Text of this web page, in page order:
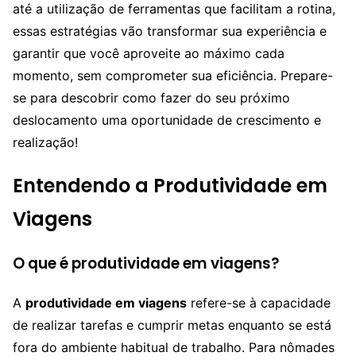
até a utilização de ferramentas que facilitam a rotina,
essas estratégias vão transformar sua experiência e
garantir que você aproveite ao máximo cada
momento, sem comprometer sua eficiência. Prepare-
se para descobrir como fazer do seu próximo
deslocamento uma oportunidade de crescimento e
realização!
Entendendo a Produtividade em
Viagens
O que é produtividade em viagens?
A produtividade em viagens refere-se à capacidade
de realizar tarefas e cumprir metas enquanto se está
fora do ambiente habitual de trabalho. Para nômades